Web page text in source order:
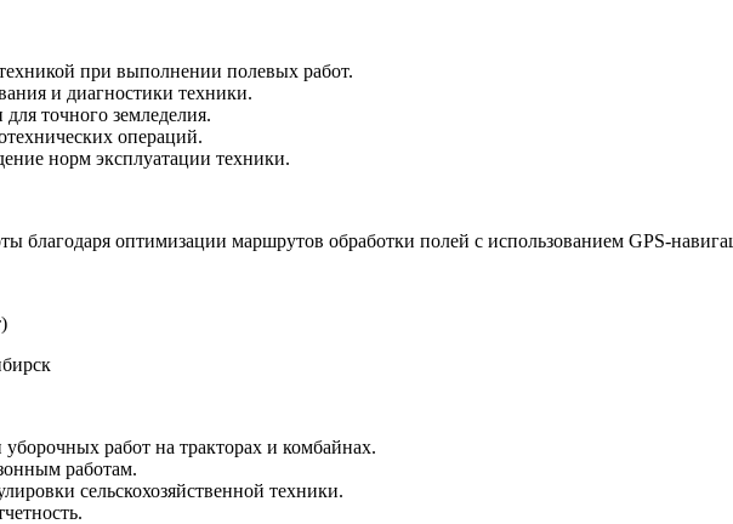
при выполнении полевых работ.
и диагностики техники.
точного земледелия.
операций.
норм эксплуатации техники.
благодаря оптимизации маршрутов обработки полей с использованием GPS-
работ на тракторах и комбайнах.
работам.
сельскохозяйственной техники.